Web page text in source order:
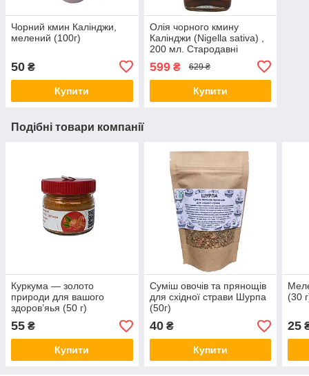
Чорний кмин Калінджи,
мелений (100г)
50 ₴
Купити
Олія чорного кмину
Калінджи (Nigella sativa) ,
200 мл. Стародавні
віджиму під великим
тиском
599₴ 629 ₴
Купити
Подібні товари компанії
​​​​​​​Куркума — золото
природи для вашого
здоров’яья (50 г)
55 ₴
Купити
Суміш овочів та прянощів
для східної страви Шурпа
(50г)
40₴
Купити
(30
25